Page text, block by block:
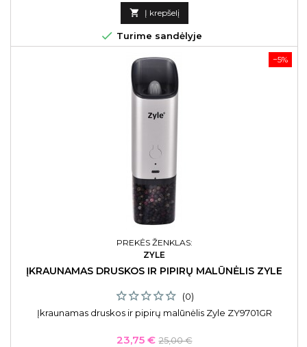
kaina
 Į krepšelį
 Turime sandėlyje
−5%
PREKĖS ŽENKLAS:
ZYLE
ĮKRAUNAMAS DRUSKOS IR PIPIRŲ MALŪNĖLIS ZYLE
(0)
Įkraunamas druskos ir pipirų malūnėlis Zyle ZY9701GR
Kaina
23,75 € Bazinė
25,00 €